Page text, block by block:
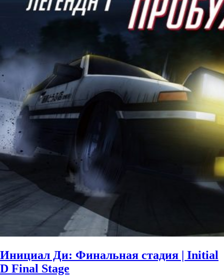
Инициал Ди: Финальная стадия | Initial
D Final Stage